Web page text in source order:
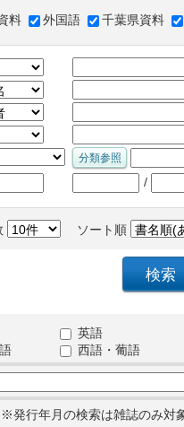
料 外国語 千葉県資料
/
ソート順
英語
西語・葡語
※発行年月の検索は雑誌のみ対